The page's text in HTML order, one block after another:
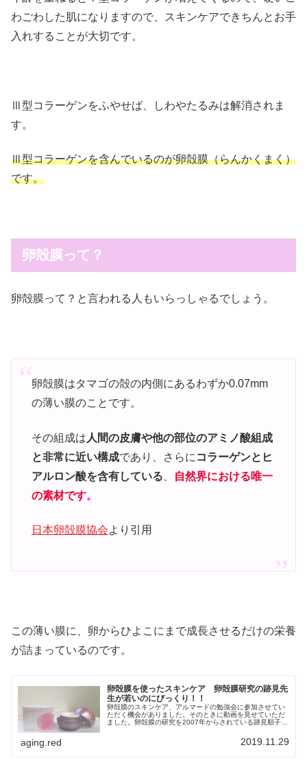
わごわした肌になりますので、スキンケアできちんとお手
入れすることが大切です。
Ⅲ型コラーゲンをふやせば、しわやたるみは解消されま
す。
Ⅲ型コラーゲンを含んでいるのが卵殻膜（らんかくまく）
です。
卵殻膜って？
卵殻膜って？と言われる人もいらっしゃるでしょう。
卵殻膜はタマゴの殻の内側にあるわずか0.07mm
の薄い膜のことです。
その組成は 人間の皮膚や他の部位のアミノ酸組成
と非常に近い構成であり、さらに コラーゲンとヒ
アルロン酸を含有している
自然界における唯一
の素材です。
日本卵殻膜協会より引用
この薄い膜に、卵からひよこにまで成長させるだけの栄養
が詰まっているのです。
卵殻膜を使ったスキンケア 卵殻膜研究の跡見先
生が若いのにびっくり！！
卵殻膜のスキンケア、アルマードの勉強会に参加させてい
ただく機会がありました。そのときに動画を見せていただ
ました。卵殻膜の研究を2007年からされている跡見順子
aging.red 2019.11.29